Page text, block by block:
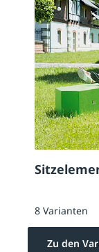
8 Varianten
Zu den